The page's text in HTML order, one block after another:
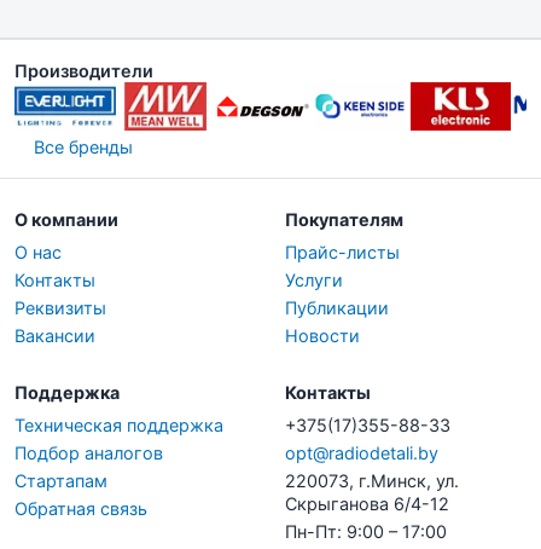
Производители
Все бренды
О компании
О нас
Контакты
Реквизиты
Вакансии
Покупателям
Прайс-листы
Услуги
Публикации
Новости
Поддержка
Техническая поддержка
Подбор аналогов
Стартапам
Обратная связь
Контакты
+375(17)355-88-33
opt@radiodetali.by
220073, г.Минск, ул.
Скрыганова 6/4-12
Пн-Пт: 9:00 – 17:00